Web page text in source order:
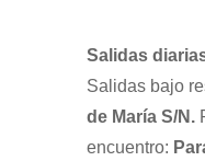
Salidas
Salidas bajo
de María S/N.
encuentro: